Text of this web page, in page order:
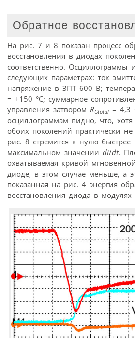
Обратное
На рис. 7 и 8 показан процесс
восстановления в диодах
соответственно. Осциллограммы
следующих параметрах: ток
напряжение в ЗПТ 600 В;
= +150 °C; суммарное
управления затвором RGtotal = 4,3
осциллограммам видно, что,
обоих поколений практически
рис. 8 стремится к нулю
максимальном значении di/dt.
охватываемая кривой
диоде, в этом случае меньше, а
показанная на рис. 4 энергия
восстановления диода в